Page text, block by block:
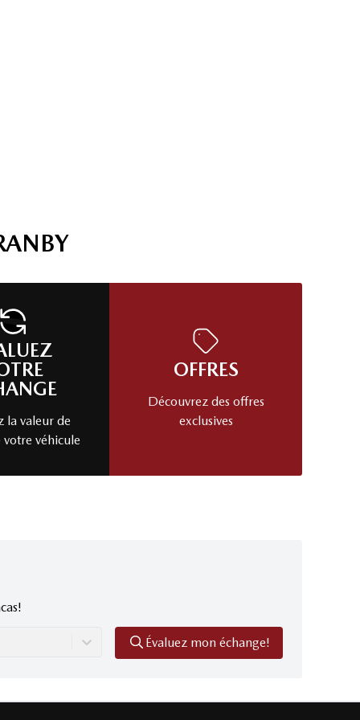
la valeur de
votre véhicule
OFFRES
Découvrez des offres
exclusives
Évaluez mon échange!